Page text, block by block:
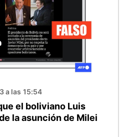
a las 15:54
el boliviano Luis
la asunción de Milei